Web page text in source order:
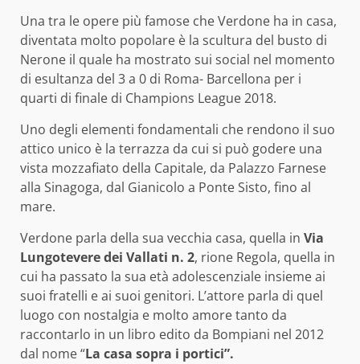
Una tra le opere più famose che Verdone ha in casa,
diventata molto popolare è la scultura del busto di
Nerone il quale ha mostrato sui social nel momento
di esultanza del 3 a 0 di Roma- Barcellona per i
quarti di finale di Champions League 2018.
Uno degli elementi fondamentali che rendono il suo
attico unico è la terrazza da cui si può godere una
vista mozzafiato della Capitale, da Palazzo Farnese
alla Sinagoga, dal Gianicolo a Ponte Sisto, fino al
mare.
Verdone parla della sua vecchia casa, quella in Via
Lungotevere dei Vallati n. 2, rione Regola, quella in
cui ha passato la sua età adolescenziale insieme ai
suoi fratelli e ai suoi genitori. L’attore parla di quel
luogo con nostalgia e molto amore tanto da
raccontarlo in un libro edito da Bompiani nel 2012
dal nome “La casa sopra i portici”.